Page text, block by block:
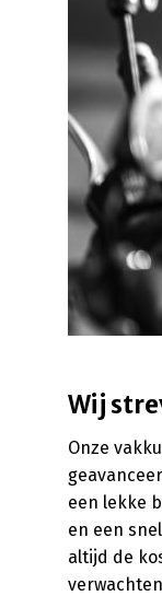
Wij
Onze
een lekke
en een
altijd de